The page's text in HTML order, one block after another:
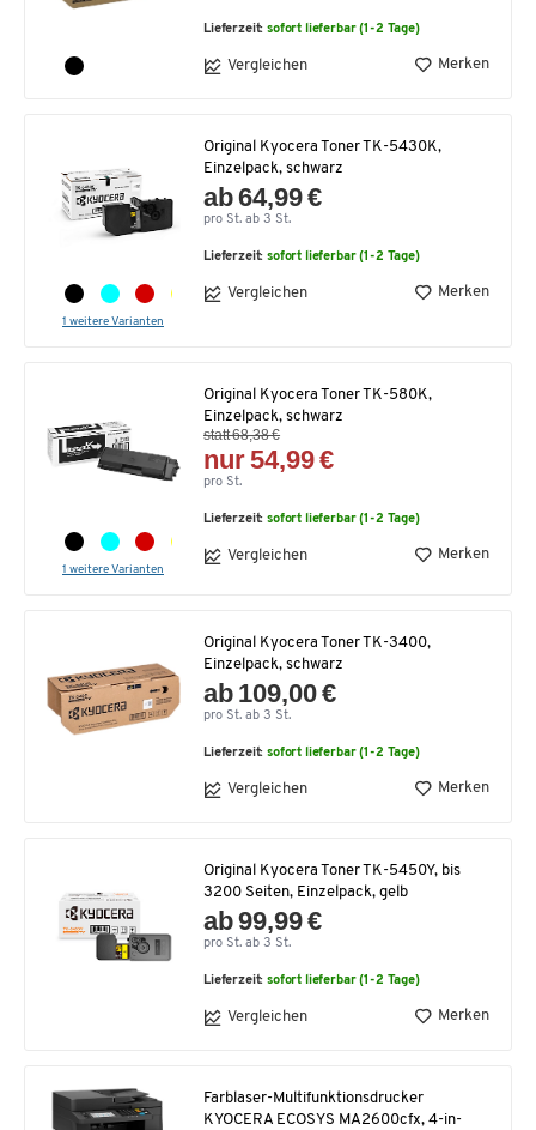
Lieferzeit:sofort lieferbar (1-2 Tage)
Vergleichen Merken
1 weitere Varianten
Original Kyocera Toner TK-5430K,
Einzelpack, schwarz
ab 64,99 €
pro St. ab 3 St.
Lieferzeit:sofort lieferbar (1-2 Tage)
Vergleichen Merken
1 weitere Varianten
Original Kyocera Toner TK-580K,
Einzelpack, schwarz
statt 68,38 €
nur 54,99 €
pro St.
Lieferzeit:sofort lieferbar (1-2 Tage)
Vergleichen Merken
Original Kyocera Toner TK-3400,
Einzelpack, schwarz
ab 109,00 €
pro St. ab 3 St.
Lieferzeit:sofort lieferbar (1-2 Tage)
Vergleichen Merken
Original Kyocera Toner TK-5450Y, bis
3200 Seiten, Einzelpack, gelb
ab 99,99 €
pro St. ab 3 St.
Lieferzeit:sofort lieferbar (1-2 Tage)
Vergleichen Merken
Farblaser-Multifunktionsdrucker
KYOCERA ECOSYS MA2600cfx, 4-in-